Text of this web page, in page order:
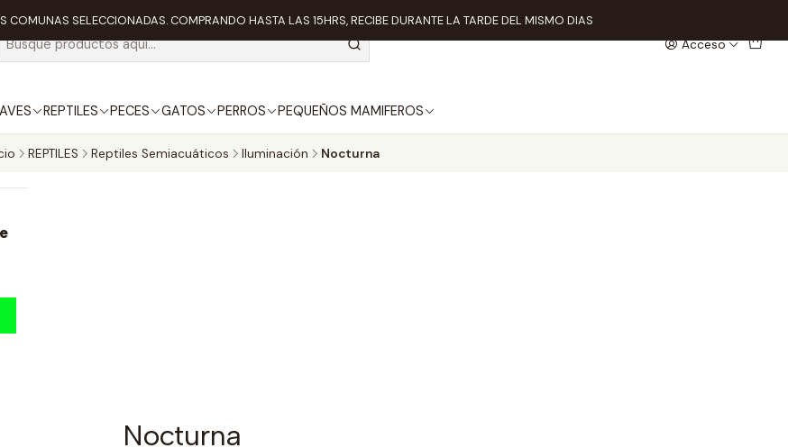
Acceso
AVES REPTILES PECES GATOS PERROS PEQUEÑOS MAMIFEROS
COMUNAS SELECCIONADAS. COMPRANDO HASTA LAS 15HRS, RECIBE DURANTE LA TARDE DEL MISMO DIAS
REPTILES Reptiles Semiacuáticos Iluminación Nocturna
Nocturna